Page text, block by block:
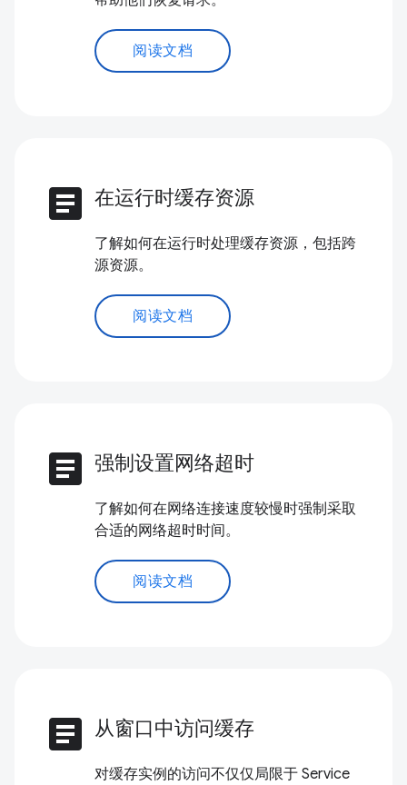
阅读文档
article 在运行时缓存资源
了解如何在运行时处理缓存资源，包括跨
源资源。
阅读文档
article 强制设置网络超时
了解如何在网络连接速度较慢时强制采取
合适的网络超时时间。
阅读文档
article 从窗口中访问缓存
对缓存实例的访问不仅仅局限于 Service